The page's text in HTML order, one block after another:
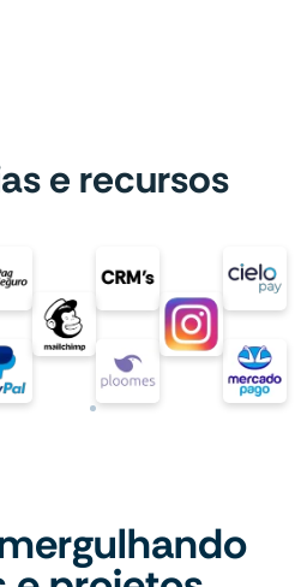
e recursos